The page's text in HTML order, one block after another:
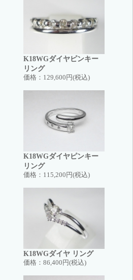
K18WGダイヤピンキー
リング
価格： 129,600円(税込)
K18WGダイヤピンキー
リング
価格： 115,200円(税込)
K18WGダイヤ リング
価格： 86,400円(税込)